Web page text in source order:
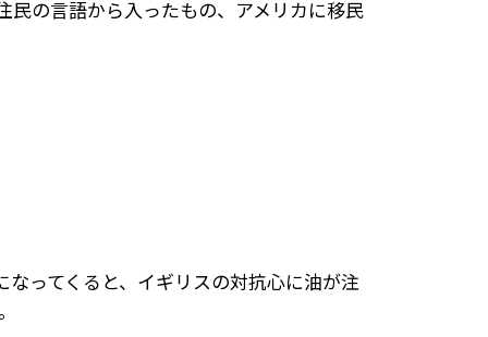
民の言語から入ったもの、アメリカに移民
ってくると、イギリスの対抗心に油が注